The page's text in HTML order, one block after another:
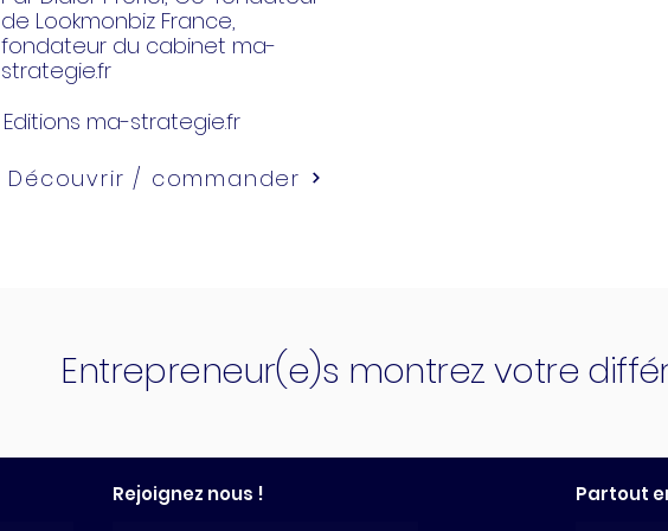
de Lookmonbiz France,
fondateur du cabinet ma-
strategie.fr
Editions ma-strategie.fr
Découvrir / commander
Entrepreneur(e)s montrez votre
Rejoignez nous ! Partout